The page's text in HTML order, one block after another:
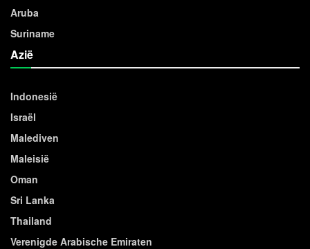
Aruba
Suriname
Azië
Indonesië
Israël
Malediven
Maleisië
Oman
Sri Lanka
Thailand
Verenigde Arabische Emiraten